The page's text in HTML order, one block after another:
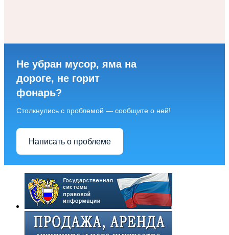
Не убран мусор, яма на
дороге, не горит
фонарь?
Столкнулись с проблемой — сообщите о ней!
Написать о проблеме